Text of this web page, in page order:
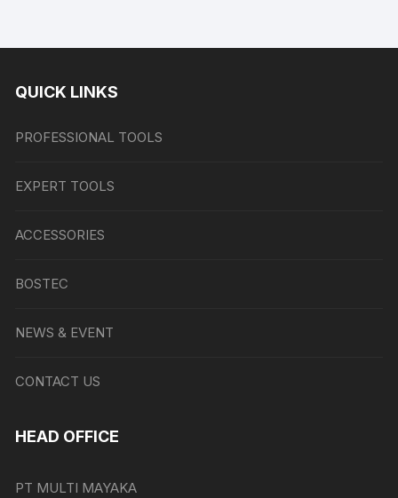
QUICK LINKS
PROFESSIONAL TOOLS
EXPERT TOOLS
ACCESSORIES
BOSTEC
NEWS & EVENT
CONTACT US
HEAD OFFICE
PT MULTI MAYAKA